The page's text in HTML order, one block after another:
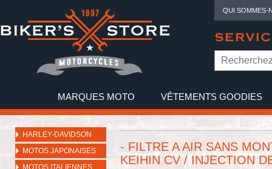
QUI SOMMES-
MARQUES MOTO VÊTEMENTS GOODIES
HARLEY-DAVIDSON
MOTOS JAPONAISES
MOTOS ITALIENNES
- FILTRE A AIR SANS
KEIHIN CV / INJECTION